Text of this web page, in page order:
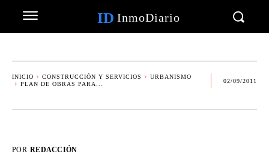
ID InmoDiario
INICIO CONSTRUCCIÓN Y SERVICIOS
URBANISMO
PLAN DE OBRAS PARA...
02/09/2011
POR REDACCIÓN